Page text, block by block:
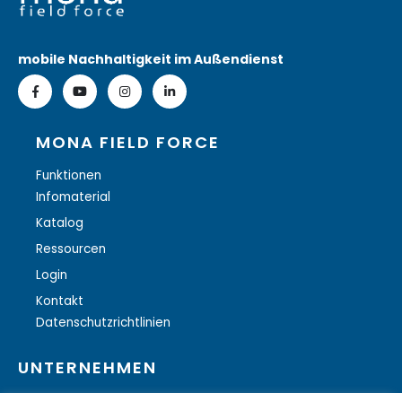
mobile Nachhaltigkeit im Außendienst
MONA FIELD FORCE
Funktionen
Infomaterial
Katalog
Ressourcen
Login
Kontakt
Datenschutzrichtlinien
UNTERNEHMEN